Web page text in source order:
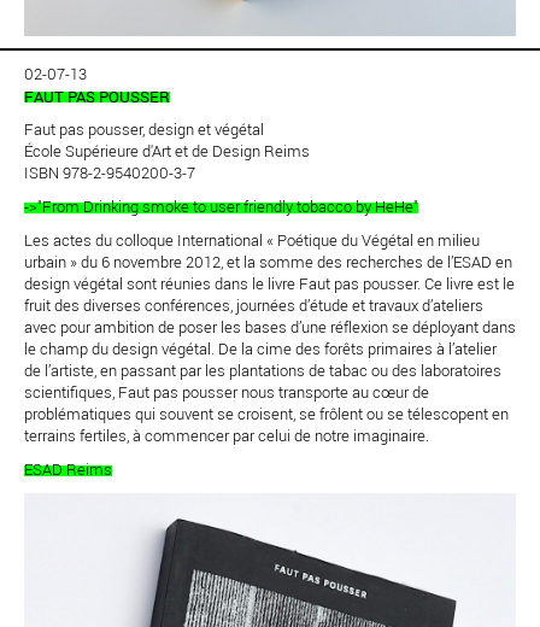
02-07-13
FAUT PAS POUSSER
Faut pas pousser, design et végétal
École Supérieure d'Art et de Design Reims
ISBN 978-2-9540200-3-7
->"From Drinking smoke to user friendly tobacco by HeHe"
Les actes du colloque International « Poétique du Végétal en milieu
urbain » du 6 novembre 2012, et la somme des recherches de l’ESAD en
design végétal sont réunies dans le livre Faut pas pousser. Ce livre est le
fruit des diverses conférences, journées d’étude et travaux d’ateliers
avec pour ambition de poser les bases d’une réflexion se déployant dans
le champ du design végétal. De la cime des forêts primaires à l’atelier
de l’artiste, en passant par les plantations de tabac ou des laboratoires
scientifiques, Faut pas pousser nous transporte au cœur de
problématiques qui souvent se croisent, se frôlent ou se télescopent en
terrains fertiles, à commencer par celui de notre imaginaire.
ESAD Reims